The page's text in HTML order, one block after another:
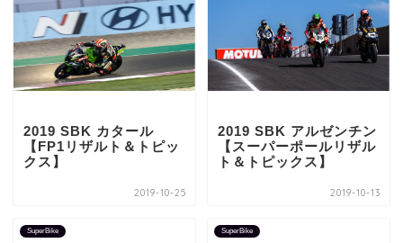
2019 SBK カタール
【FP1リザルト＆トピッ
クス】
2019-10-25
2019 SBK アルゼンチン
【スーパーポールリザル
ト＆トピックス】
2019-10-13
SuperBike SuperBike